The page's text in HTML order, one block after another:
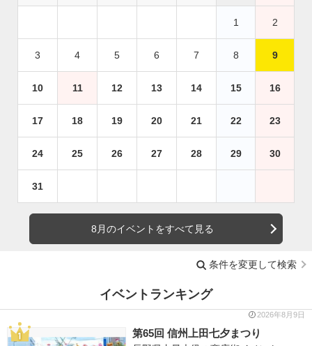
1 2
3 4 5 6 7 8 9
10 11 12 13 14 15 16
17 18 19 20 21 22 23
24 25 26 27 28 29 30
31
8月のイベントをすべて見る
条件を変更して検索
イベントランキング
2026年8月9日
第65回 信州上田七夕まつり